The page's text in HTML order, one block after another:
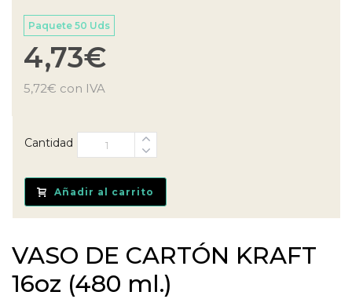
Paquete 50 Uds
4,73€
5,72€ con IVA
Cantidad
Añadir al carrito
VASO DE CARTÓN KRAFT
16oz (480 ml.)